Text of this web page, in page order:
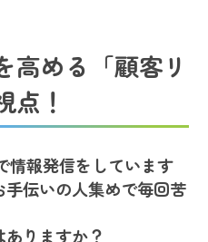
高める「顧客リ
点！
情報発信をしています
伝いの人集めで毎回苦
りますか？